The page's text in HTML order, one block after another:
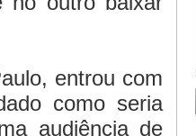
entrou com
como seria
audiência de